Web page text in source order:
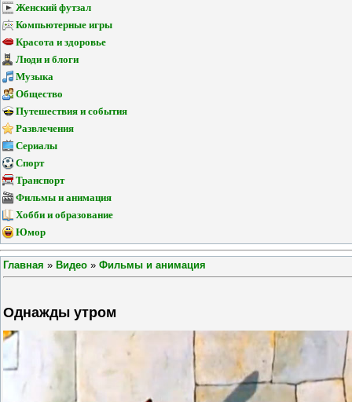
Женский футзал
Компьютерные игры
Красота и здоровье
Люди и блоги
Музыка
Общество
Путешествия и события
Развлечения
Сериалы
Спорт
Транспорт
Фильмы и анимация
Хобби и образование
Юмор
Главная » Видео » Фильмы и анимация
Однажды утром